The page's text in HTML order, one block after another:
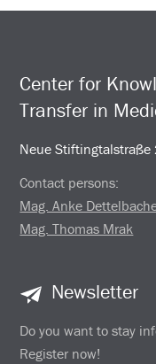
Center for
Transfer in
Neue
Contact persons:
Mag. Anke
Mag. Thomas Mrak
Newsletter
Do you want to stay
Register now!